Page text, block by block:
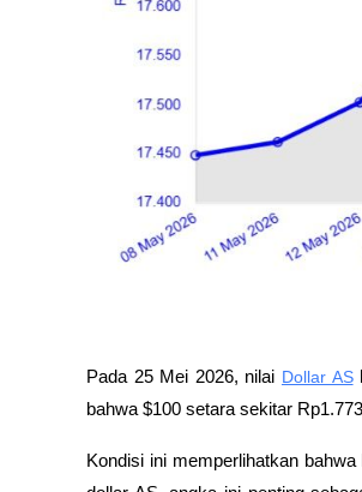
Pada 25 Mei 2026, nilai Dollar AS
bahwa $100 setara sekitar
Kondisi ini memperlihatkan